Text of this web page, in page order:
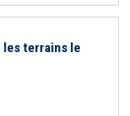
les terrains le